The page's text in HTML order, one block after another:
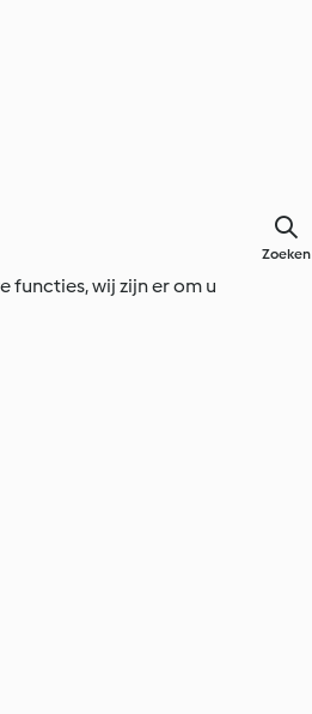
Zoeken
functies, wij zijn er om u